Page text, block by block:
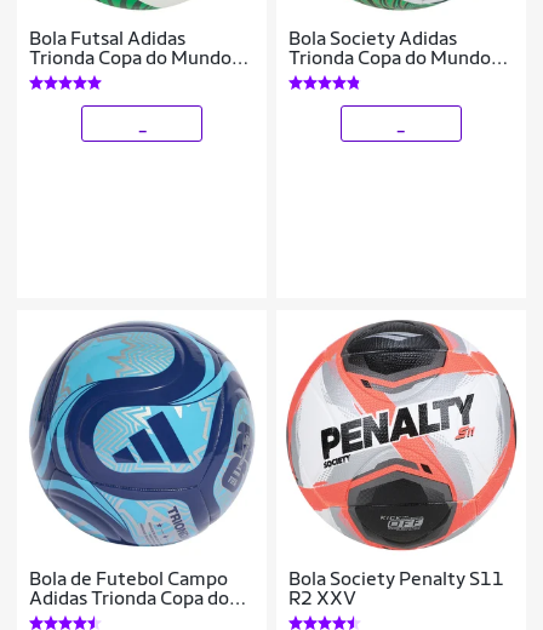
Bola Futsal Adidas
Trionda Copa do Mundo
2026 Training
Bola Society Adidas
Trionda Copa do Mundo
2026 League
Bola de Futebol Campo
Adidas Trionda Copa do
Mundo 2026 Club
Bola Society Penalty S11
R2 XXV